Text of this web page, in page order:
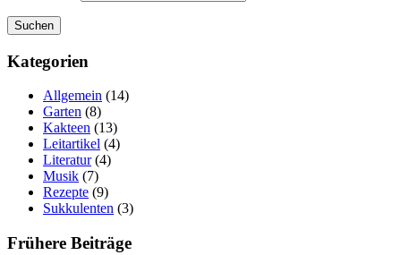
Kategorien
Allgemein (14)
Garten (8)
Kakteen (13)
Leitartikel (4)
Literatur(4)
Musik (7)
Rezepte (9)
Sukkulenten (3)
Frühere Beiträge